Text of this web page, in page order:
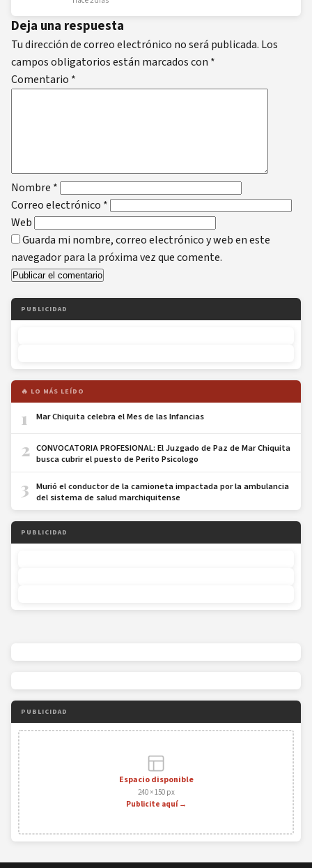
Deja una respuesta
Tu dirección de correo electrónico no será publicada. Los
campos obligatorios están marcados con *
Comentario *
Nombre *
Correo electrónico *
Web
Guarda mi nombre, correo electrónico y web en este
navegador para la próxima vez que comente.
PUBLICIDAD
🔥 LO MÁS LEÍDO
1 Mar Chiquita celebra el Mes de las Infancias
2 CONVOCATORIA PROFESIONAL: El Juzgado de Paz de Mar Chiquita
busca cubrir el puesto de Perito Psicologo
3
Murió el conductor de la camioneta impactada por la ambulancia
del sistema de salud marchiquitense
PUBLICIDAD
PUBLICIDAD
Espacio disponible
240 × 150 px
Publicite aquí →